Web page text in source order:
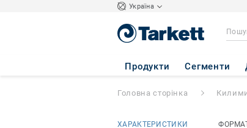
Україна
Продукти Сегменти
Solid - SOLID
Головна сторінка
ХАРАКТЕРИСТИКИ